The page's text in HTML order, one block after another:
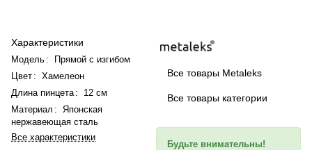
Характеристики
Модель :
Прямой с изгибом
Цвет : Хамелеон
Длина пинцета :
12 см
Материал :
Японская
нержавеющая сталь
Все характеристики
Все товары Metaleks
Все товары категории
Будьте внимательны!